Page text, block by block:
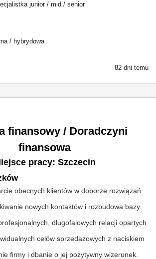
junior / mid / senior
/ hybrydowa
82 dni temu
finansowy / Doradczyni
finansowa
pracy: Szczecin
obecnych klientów w doborze rozwiązań
nowych kontaktów i rozbudowa bazy
długofalowych relacji opartych
celów sprzedażowych z naciskiem
firmy i dbanie o jej pozytywny wizerunek.